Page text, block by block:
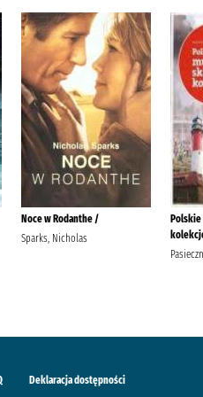
Inny świat :
Herling-Grudziński, Gustaw
Deklaracja dostępności